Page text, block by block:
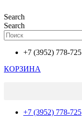
к
содержимому
Search
Search
+7 (3952) 778-725
КОРЗИНА
+7 (3952) 778-725